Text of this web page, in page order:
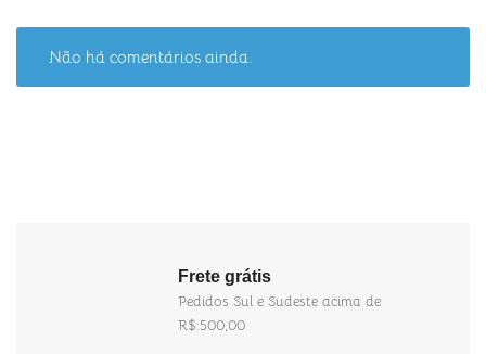
Não há comentários ainda.
Frete grátis
Pedidos Sul e Sudeste acima de
R$:500,00